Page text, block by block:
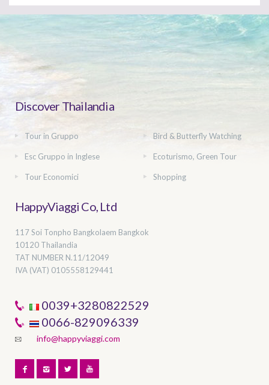
Discover Thailandia
Tour in Gruppo Bird & Butterfly Watching
Esc Gruppo in Inglese Ecoturismo, Green Tour
Tour Economici Shopping
HappyViaggi Co, Ltd
117 Soi Tonpho Bangkolaem Bangkok
10120 Thailandia
TAT NUMBER N.11/12049
IVA (VAT) 0105558129441
0039+3280822529
0066-829096339
info@happyviaggi.com